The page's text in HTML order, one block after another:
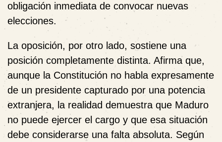
obligación inmediata de convocar nuevas
elecciones.
La oposición, por otro lado, sostiene una
posición completamente distinta. Afirma que,
aunque la Constitución no habla expresamente
de un presidente capturado por una potencia
extranjera, la realidad demuestra que Maduro
no puede ejercer el cargo y que esa situación
debe considerarse una falta absoluta. Según